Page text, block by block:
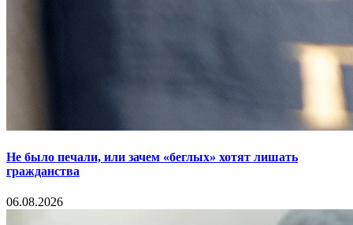
Не было печали, или зачем «беглых» хотят лишать
гражданства
06.08.2026